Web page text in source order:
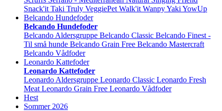
Snack'it Taki Truly VeggiePet Walk'it WanpyYaki YowUp
Belcando Hundefoder
Belcando Hundefoder
Belcando Aldersgruppe Belcando Classic Belcando Finest -
Til små hunde Belcando Grain Free Belcando Mastercraft
Belcando Vådfoder
Leonardo Kattefoder
Leonardo Kattefoder
Leonardo Aldersgruppe Leonardo Classic Leonardo Fresh
Meat Leonardo Grain Free Leonardo Vådfoder
Hest
Sommer 2026